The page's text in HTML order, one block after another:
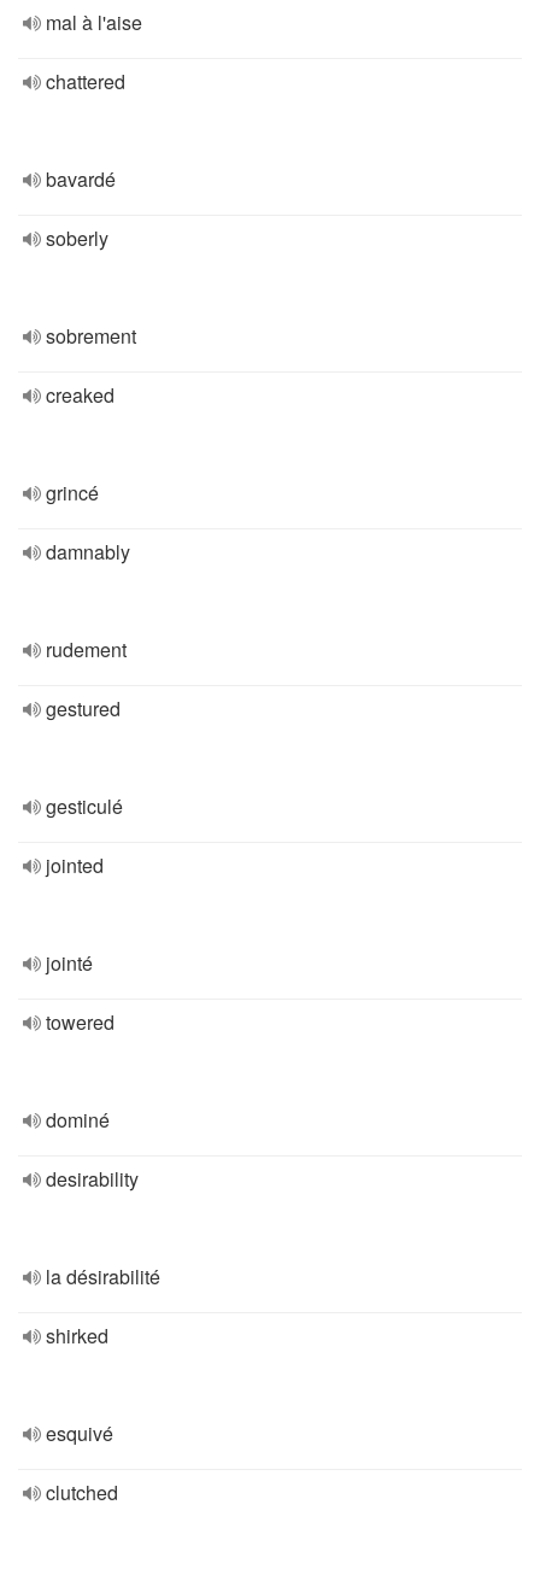
mal à l'aise
chattered
bavardé
soberly
sobrement
creaked
grincé
damnably
rudement
gestured
gesticulé
jointed
jointé
towered
dominé
desirability
la désirabilité
shirked
esquivé
clutched